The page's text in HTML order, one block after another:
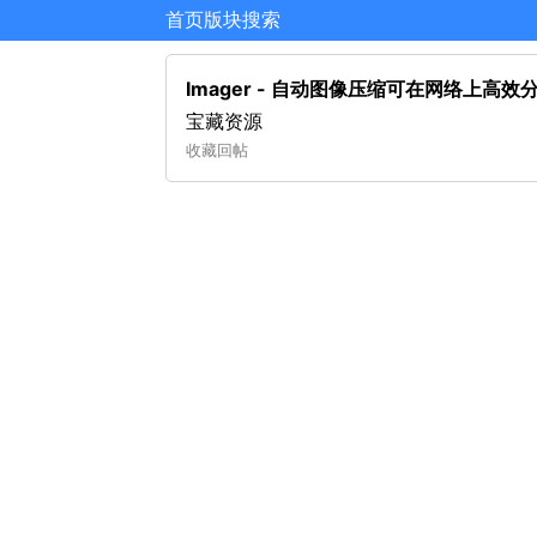
首页版块搜索
Imager - 自动图像压缩可在网络上高效
宝藏资源
收藏回帖